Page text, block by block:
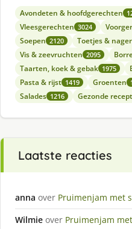
Avondeten & hoofdgerechten
Vleesgerechten 3024
Soepen 2120 Toetjes &
Vis & zeevruchten 2095
Taarten, koek & gebak 1975
Pasta & rijst 1419 Groenten
Salades 1216 Gezonde
Laatste reacties
anna over Pruimenjam met
Wilmie over Pruimenjam